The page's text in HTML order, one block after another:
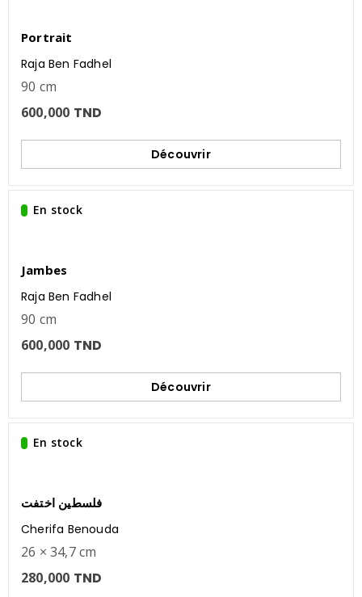
Portrait
Raja Ben Fadhel
90 cm
600,000 TND
Découvrir
En stock
Jambes
Raja Ben Fadhel
90 cm
600,000 TND
Découvrir
En stock
فلسطين اختفت
Cherifa Benouda
26 × 34,7 cm
280,000 TND